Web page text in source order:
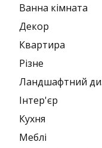
Ванна кімната
Декор
Квартира
Різне
Ландшафтний
Інтер'єр
Кухня
Меблі